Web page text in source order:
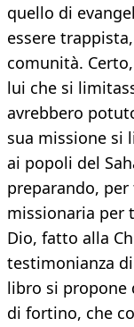
quello di
essere
comunità.
lui che si
avrebbero
sua missione si
ai popoli del
preparando,
missionaria per
Dio, fatto alla
testimonianza
libro si propone
di fortino, che